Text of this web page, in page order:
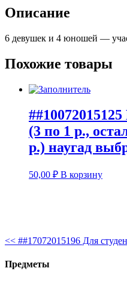
Описание
6 девушек и 4 юношей —
Похожие товары
(3 по 1 р.,
р.) наугад
50,00 ₽ В корзину
<< ##17072015196 Для
Предметы